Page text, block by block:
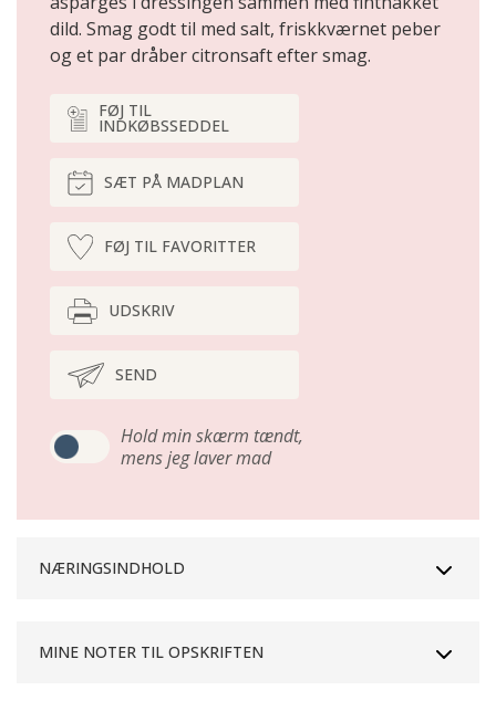
dild. Smag godt til med salt, friskkværnet peber
og et par dråber citronsaft efter smag.
FØJ TIL
INDKØBSSEDDEL
SÆT PÅ MADPLAN
FØJ TIL FAVORITTER
UDSKRIV
SEND
Hold min skærm tændt,
mens jeg laver mad
NÆRINGSINDHOLD
MINE NOTER TIL OPSKRIFTEN